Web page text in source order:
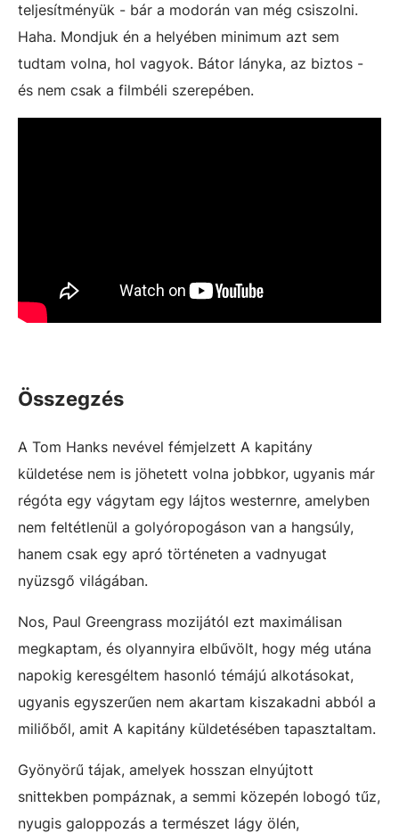
teljesítményük - bár a modorán van még csiszolni.
Haha. Mondjuk én a helyében minimum azt sem
tudtam volna, hol vagyok. Bátor lányka, az biztos -
és nem csak a filmbéli szerepében.
Összegzés
A Tom Hanks nevével fémjelzett A kapitány
küldetése nem is jöhetett volna jobbkor, ugyanis már
régóta egy vágytam egy lájtos westernre, amelyben
nem feltétlenül a golyóropogáson van a hangsúly,
hanem csak egy apró történeten a vadnyugat
nyüzsgő világában.
Nos, Paul Greengrass mozijától ezt maximálisan
megkaptam, és olyannyira elbűvölt, hogy még utána
napokig keresgéltem hasonló témájú alkotásokat,
ugyanis egyszerűen nem akartam kiszakadni abból a
miliőből, amit A kapitány küldetésében tapasztaltam.
Gyönyörű tájak, amelyek hosszan elnyújtott
snittekben pompáznak, a semmi közepén lobogó tűz,
nyugis galoppozás a természet lágy ölén,